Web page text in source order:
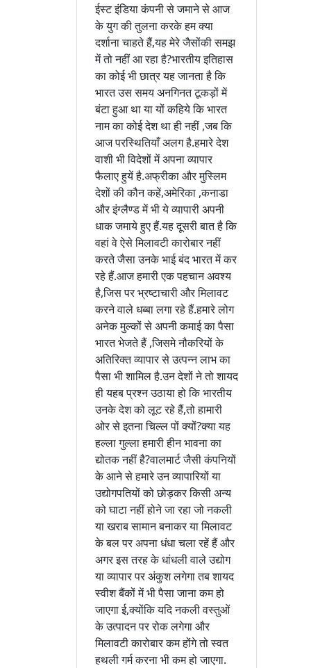
ईस्ट इंडिया कंपनी से जमाने से आज
के युग की तुलना करके हम क्या
दर्शाना चाहते हैं,यह मेरे जैसोंकी समझ
में तो नहीं आ रहा है?भारतीय इतिहास
का कोई भी छात्र यह जानता है कि
भारत उस समय अनगिनत टूकड़ों में
बंटा हुआ था या यों कहिये कि भारत
नाम का कोई देश था ही नहीं ,जब कि
आज परस्थितियाँ अलग है.हमारे देश
वाशी भी विदेशों में अपना व्यापार
फैलाए हुयें है.अफ्रीका और मुस्लिम
देशों की कौन कहें,अमेरिका ,कनाडा
और इंग्लैण्ड में भी ये व्यापारी अपनी
धाक जमाये हुए हैं.यह दूसरी बात है कि
वहां वे ऐसे मिलावटी कारोबार नहीं
करते जैसा उनके भाई बंद भारत में कर
रहे हैं.आज हमारी एक पहचान अवश्य
है,जिस पर भ्रष्टाचारी और मिलावट
करने वाले धब्बा लगा रहे हैं.हमारे लोग
अनेक मुल्कों से अपनी कमाई का पैसा
भारत भेजते हैं ,जिसमे नौकरियों के
अतिरिक्त व्यापार से उत्पन्न लाभ का
पैसा भी शामिल है.उन देशों ने तो शायद
ही यहब प्रश्न उठाया हो कि भारतीय
उनके देश को लूट रहे हैं,तो हामारी
ओर से इतना चिल्ल पों क्यों?क्या यह
हल्ला गुल्ला हमारी हीन भावना का
द्योतक नहीं है?वालमार्ट जैसी कंपनियों
के आने से हमारे उन व्यापारियों या
उद्योगपतियों को छोड़कर किसी अन्य
को घाटा नहीं होने जा रहा जो नकली
या खराब सामान बनाकर या मिलावट
के बल पर अपना धंधा चला रहें हैं और
अगर इस तरह के धांधली वाले उद्योग
या व्यापार पर अंकुश लगेगा तब शायद
स्वीश बैंकों में भी पैसा जाना कम हो
जाएगा ई,क्योंकि यदि नकली वस्तुओं
के उत्पादन पर रोक लगेगा और
मिलावटी कारोबार कम होंगे तो स्वत
हथली गर्म करना भी कम हो जाएगा.